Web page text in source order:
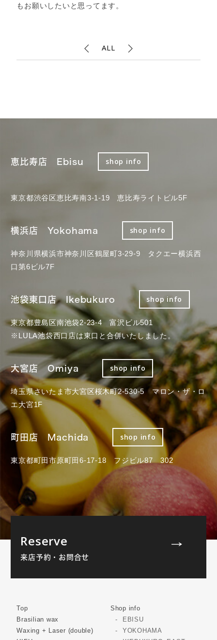
もお願いしたいと思ってます。
ALL
恵比寿店 Ebisu shop info
東京都渋谷区恵比寿南3-1-19 恵比寿ライトビル5F
横浜店 Yokohama shop info
神奈川県横浜市神奈川区鶴屋町3-29-9 タクエー横浜西
口第6ビル7F
池袋東口店 Ikebukuro shop info
東京都豊島区南池袋2-23-4 富沢ビル501
※LULA池袋西口店は東口と合併いたしました。
大宮店 Omiya shop info
埼玉県さいたま市大宮区桜木町2-530-5 マロン・ザ・ロ
エ大宮1F
町田店 Machida shop info
東京都町田市原町田6-17-18 フジビル87 302
Reserve
来店予約・お問合せ
Top
Brasilian wax
Waxing + Laser (double)
Shop info
EBISU
YOKOHAMA